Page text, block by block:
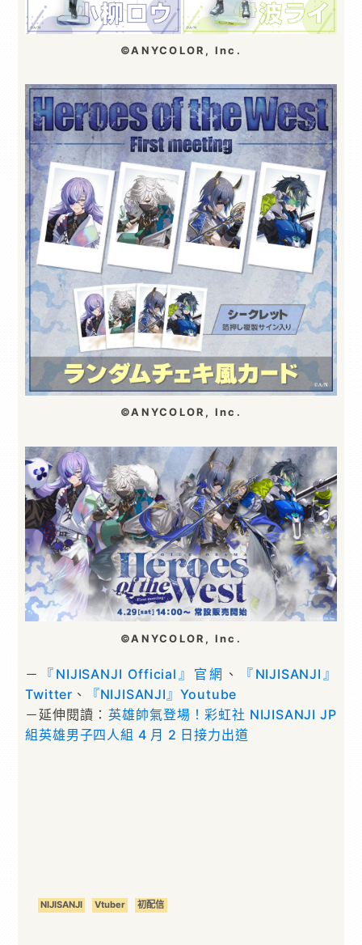
©ANYCOLOR, Inc.
©ANYCOLOR, Inc.
©ANYCOLOR, Inc.
－ 『NIJISANJI Official』官網 、
『NIJISANJI』
Twitter 、
『NIJISANJI』Youtube
－延伸閱讀： 英雄帥氣登場！彩虹社 NIJISANJI JP
組英雄男子四人組 4 月 2 日接力出道
NIJISANJI Vtuber 初配信